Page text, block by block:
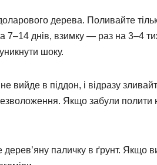
дерева. Поливайте
7–14 днів, взимку — раз на 3–4
шоку.
вийде в піддон, і відразу
Якщо забули
дерев’яну паличку в ґрунт.